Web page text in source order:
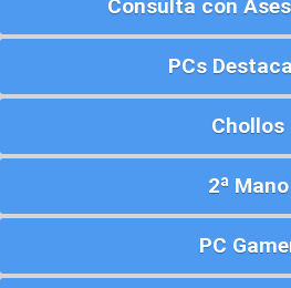
Consulta con
PCs
Chollos
2ª Mano
PC